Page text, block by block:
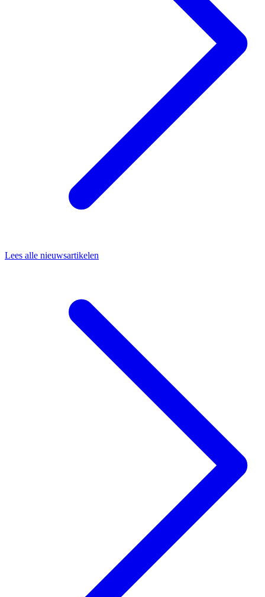
Lees alle nieuwsartikelen